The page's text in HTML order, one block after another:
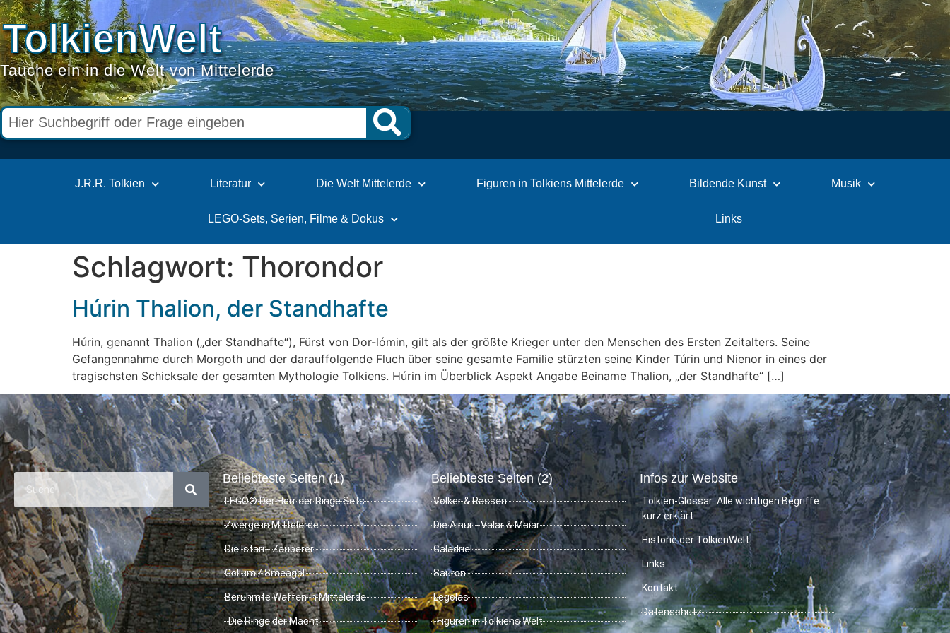
TolkienWelt
Tauche ein in die Welt von Mittelerde
J.R.R. Tolkien Literatur Die Welt Mittelerde Figuren in Tolkiens Mittelerde Bildende Kunst Musik
LEGO-Sets, Serien, Filme & Dokus Links
Schlagwort: Thorondor
Húrin Thalion, der Standhafte
Húrin, genannt Thalion („der Standhafte“), Fürst von Dor-lómin, gilt als der größte Krieger unter den Menschen des Ersten Zeitalters. Seine
Gefangennahme durch Morgoth und der darauffolgende Fluch über seine gesamte Familie stürzten seine Kinder Túrin und Nienor in eines der
tragischsten Schicksale der gesamten Mythologie Tolkiens. Húrin im Überblick Aspekt Angabe Beiname Thalion, „der Standhafte“ […]
Beliebteste Seiten (1)
LEGO® Der Herr der Ringe Sets
Zwerge in Mittelerde
Die Istari - Zauberer
Gollum / Smeagol
Berühmte Waffen in Mittelerde
Die Ringe der Macht
Beliebteste Seiten (2)
Völker & Rassen
Die Ainur - Valar & Maiar
Galadriel
Sauron
Legolas
Figuren in Tolkiens Welt
Infos zur Website
Tolkien-Glossar: Alle wichtigen Begriffe
kurz erklärt
Historie der TolkienWelt
Links
Kontakt
Datenschutz